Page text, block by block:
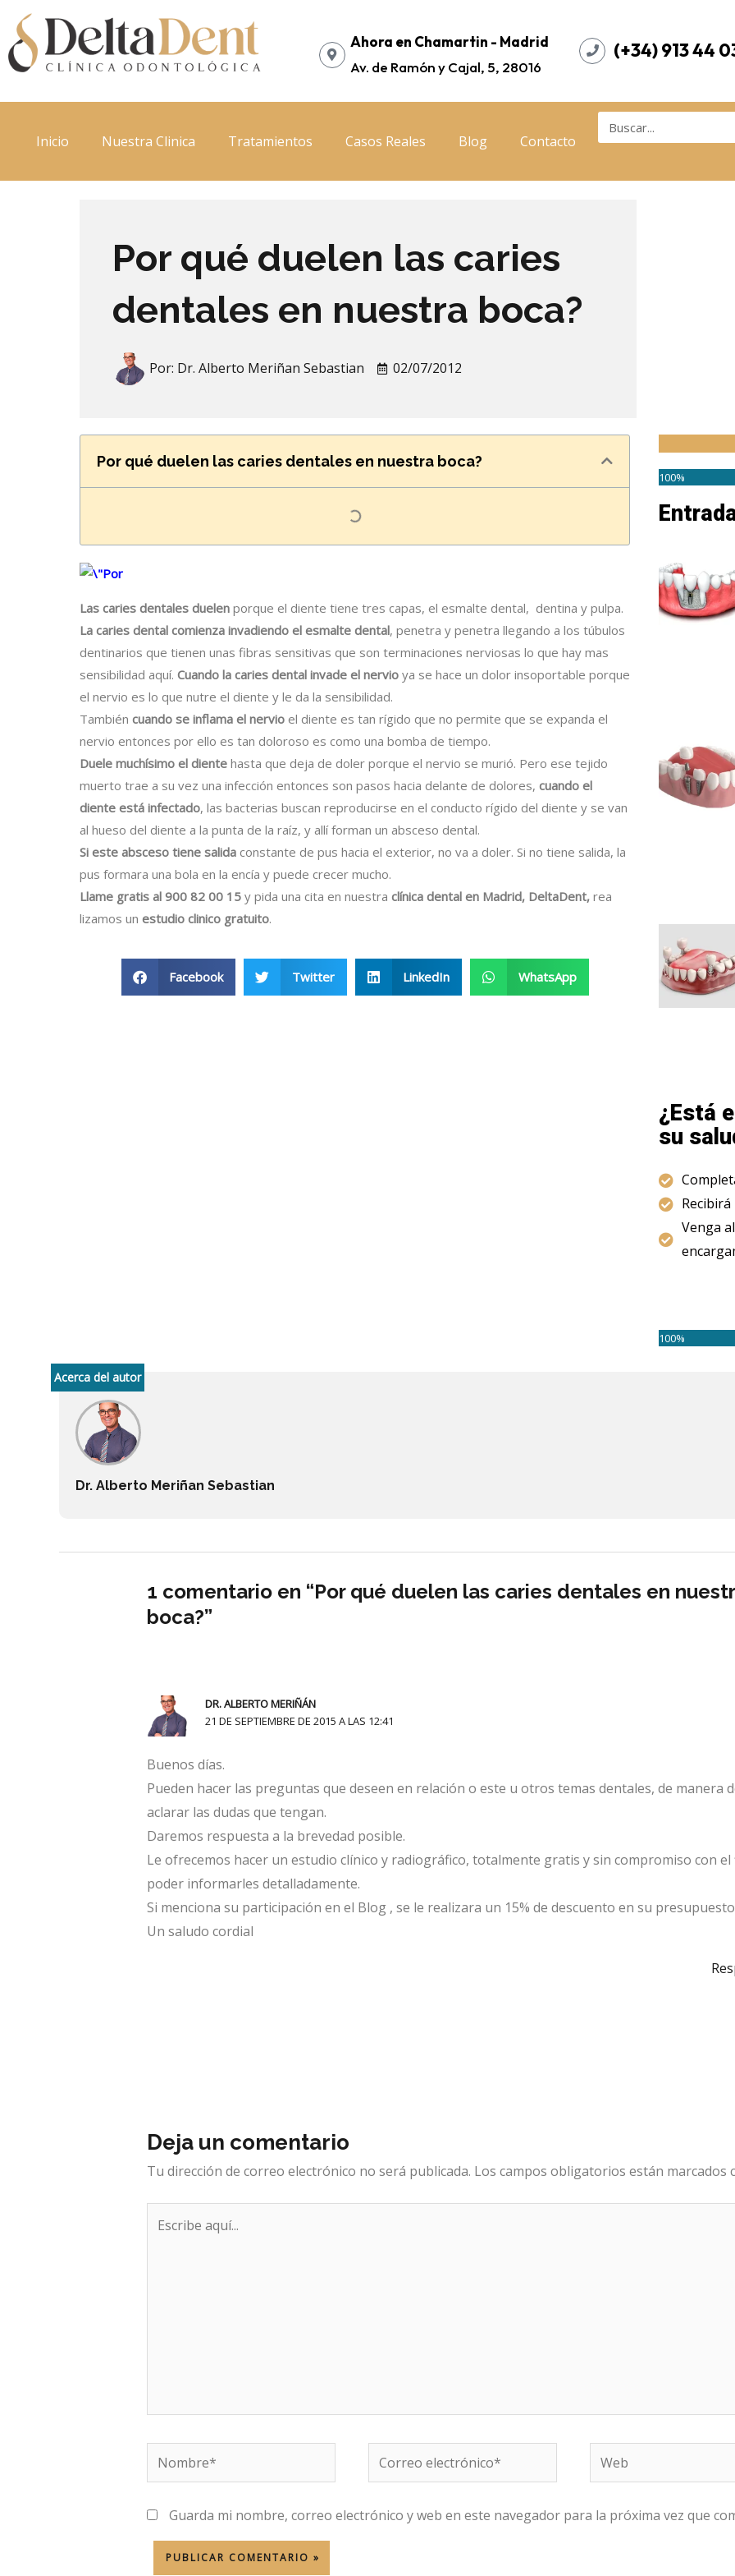
contenido
Ahora en Chamartin - Madrid
Av. de Ramón y Cajal, 5, 28016
(+34) 913 44
Inicio Nuestra Clinica Tratamientos Casos Reales Blog Contacto
Por qué duelen las caries
dentales en nuestra boca?
Por: Dr. Alberto Meriñan Sebastian 02/07/2012
Por qué duelen las caries dentales en nuestra boca?
Las caries dentales duelen porque el diente tiene tres capas, el esmalte dental, dentina y pulpa.
La caries dental comienza invadiendo el esmalte dental, penetra y penetra llegando a los túbulos
dentinarios que tienen unas fibras sensitivas que son terminaciones nerviosas lo que hay mas
sensibilidad aquí. Cuando la caries dental invade el nervio ya se hace un dolor insoportable porque
el nervio es lo que nutre el diente y le da la sensibilidad.
También cuando se inflama el nervio el diente es tan rígido que no permite que se expanda el
nervio entonces por ello es tan doloroso es como una bomba de tiempo.
Duele muchísimo el diente hasta que deja de doler porque el nervio se murió. Pero ese tejido
muerto trae a su vez una infección entonces son pasos hacia delante de dolores, cuando el
diente está infectado, las bacterias buscan reproducirse en el conducto rígido del diente y se van
al hueso del diente a la punta de la raíz, y allí forman un absceso dental.
Si este absceso tiene salida constante de pus hacia el exterior, no va a doler. Si no tiene salida, la
pus formara una bola en la encía y puede crecer mucho.
Llame gratis al 900 82 00 15 y pida una cita en nuestra clínica dental en Madrid, DeltaDent, rea
lizamos un estudio clinico gratuito.
Facebook Twitter LinkedIn WhatsApp
100%
¿Está
su
Venga
100%
Acerca del autor
Dr. Alberto Meriñan Sebastian
1 comentario en “Por qué duelen las caries dentales en
boca?”
DR. ALBERTO MERIÑÁN
21 DE SEPTIEMBRE DE 2015 A LAS 12:41
Buenos días.
Pueden hacer las preguntas que deseen en relación o este u otros temas dentales, de manera
aclarar las dudas que tengan.
Daremos respuesta a la brevedad posible.
Le ofrecemos hacer un estudio clínico y radiográfico, totalmente gratis y sin compromiso con el
poder informarles detalladamente.
Si menciona su participación en el Blog , se le realizara un 15% de descuento en su
Un saludo cordial
Deja un comentario
Tu dirección de correo electrónico no será publicada. Los campos obligatorios están marcados
Nombre*
Correo
electrónico*
Web
Guarda mi nombre, correo electrónico y web en este navegador para la próxima vez que